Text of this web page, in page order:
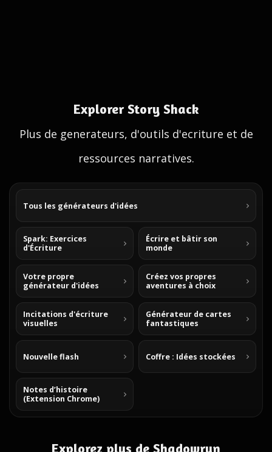
Explorer Story Shack
Plus de generateurs, d'outils d'ecriture et de
ressources narratives.
Tous les générateurs d'idées
Spark: Exercices
d'Écriture
Écrire et bâtir son
monde
Votre propre
générateur d'idées
Créez vos propres
aventures à choix
Incitations d'écriture
visuelles
Générateur de cartes
fantastiques
Nouvelle flash Coffre : Idées stockées
Notes d’histoire
(Extension Chrome)
Explorez plus de Shadowrun